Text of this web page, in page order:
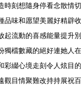
時刻想隨身停看念散情
品味和愿望美麗好精辟
起流動的喜感能量提升
獨檔數藏的絕好連她人
彩綴心境走刻令人炫目
觀目情聚難改持持展祝